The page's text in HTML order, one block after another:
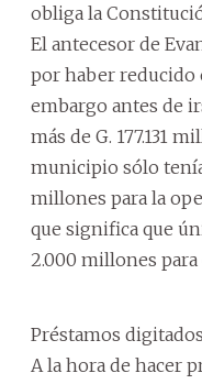
obliga la
El antecesor de
por haber reducido
embargo antes de
más de G. 177.131
municipio sólo
millones para la
que significa que
2.000 millones para
Préstamos digitados
A la hora de hacer